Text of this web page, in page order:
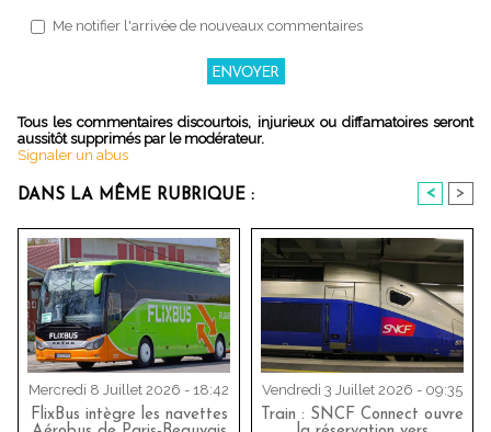
Me notifier l'arrivée de nouveaux commentaires
Tous les commentaires discourtois, injurieux ou diffamatoires seront
aussitôt supprimés par le modérateur.
Signaler un abus
DANS LA MÊME RUBRIQUE : < >
Mercredi 8 Juillet 2026 - 18:42
FlixBus intègre les navettes
Vendredi 3 Juillet 2026 - 09:35
Train : SNCF Connect ouvre